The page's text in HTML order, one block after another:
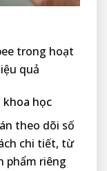
trong hoạt
quả
khoa học
theo dõi số
chi tiết, từ
phẩm riêng